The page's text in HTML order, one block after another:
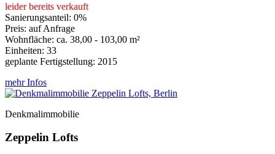
leider bereits verkauft
Sanierungsanteil: 0%
Preis: auf Anfrage
Wohnfläche: ca. 38,00 - 103,00 m²
Einheiten: 33
geplante Fertigstellung: 2015
mehr Infos
Denkmalimmobilie
Zeppelin Lofts